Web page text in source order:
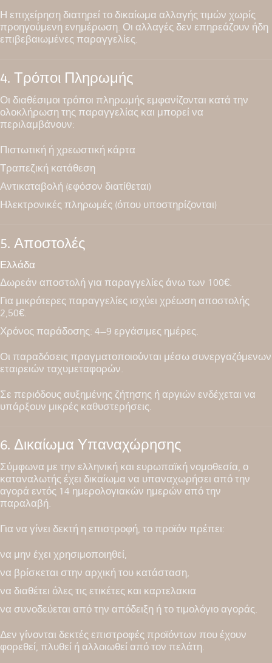
Η επιχείρηση διατηρεί το δικαίωμα αλλαγής τιμών χωρίς
προηγούμενη ενημέρωση. Οι αλλαγές δεν επηρεάζουν ήδη
επιβεβαιωμένες παραγγελίες.
4. Τρόποι Πληρωμής
Οι διαθέσιμοι τρόποι πληρωμής εμφανίζονται κατά την
ολοκλήρωση της παραγγελίας και μπορεί να
περιλαμβάνουν:
Πιστωτική ή χρεωστική κάρτα
Τραπεζική κατάθεση
Αντικαταβολή (εφόσον διατίθεται)
Ηλεκτρονικές πληρωμές (όπου υποστηρίζονται)
5. Αποστολές
Ελλάδα
Δωρεάν αποστολή για παραγγελίες άνω των 100€.
Για μικρότερες παραγγελίες ισχύει χρέωση αποστολής
2,50€.
Χρόνος παράδοσης: 4–9 εργάσιμες ημέρες.
Οι παραδόσεις πραγματοποιούνται μέσω συνεργαζόμενων
εταιρειών ταχυμεταφορών.
Σε περιόδους αυξημένης ζήτησης ή αργιών ενδέχεται να
υπάρξουν μικρές καθυστερήσεις.
6. Δικαίωμα Υπαναχώρησης
Σύμφωνα με την ελληνική και ευρωπαϊκή νομοθεσία, ο
καταναλωτής έχει δικαίωμα να υπαναχωρήσει από την
αγορά εντός 14 ημερολογιακών ημερών από την
παραλαβή.
Για να γίνει δεκτή η επιστροφή, το προϊόν πρέπει:
να μην έχει χρησιμοποιηθεί,
να βρίσκεται στην αρχική του κατάσταση,
να διαθέτει όλες τις ετικέτες και καρτελακια
να συνοδεύεται από την απόδειξη ή το τιμολόγιο αγοράς.
Δεν γίνονται δεκτές επιστροφές προϊόντων που έχουν
φορεθεί, πλυθεί ή αλλοιωθεί από τον πελάτη.